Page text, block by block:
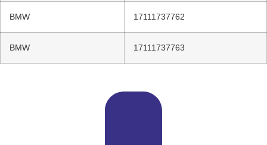
BMW 17111737762
BMW 17111737763